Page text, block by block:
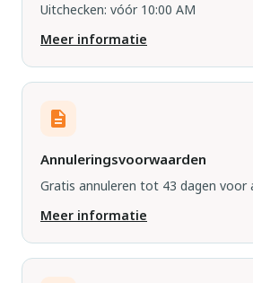
Uitchecken: vóór 10:00 AM
Meer informatie
Annuleringsvoorwaarden
Gratis annuleren tot 43 dagen voor
Meer informatie